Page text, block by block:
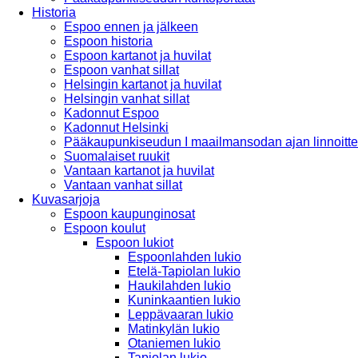
Historia
Espoo ennen ja jälkeen
Espoon historia
Espoon kartanot ja huvilat
Espoon vanhat sillat
Helsingin kartanot ja huvilat
Helsingin vanhat sillat
Kadonnut Espoo
Kadonnut Helsinki
Pääkaupunkiseudun I maailmansodan ajan
Suomalaiset ruukit
Vantaan kartanot ja huvilat
Vantaan vanhat sillat
Kuvasarjoja
Espoon kaupunginosat
Espoon koulut
Espoon lukiot
Espoonlahden lukio
Etelä-Tapiolan lukio
Haukilahden lukio
Kuninkaantien lukio
Leppävaaran lukio
Matinkylän lukio
Otaniemen lukio